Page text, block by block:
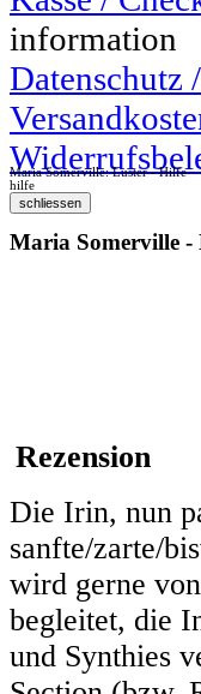
information
Datenschutz
Maria Somerville: Luster - Hilfe
hilfe
Maria Somerville -
Rezension
Die Irin, nun
sanfte/zarte/
wird gerne
begleitet, die
und Synthies